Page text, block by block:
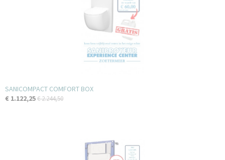
SANICOMPACT COMFORT BOX
€ 1.122,25€ 2.244,50